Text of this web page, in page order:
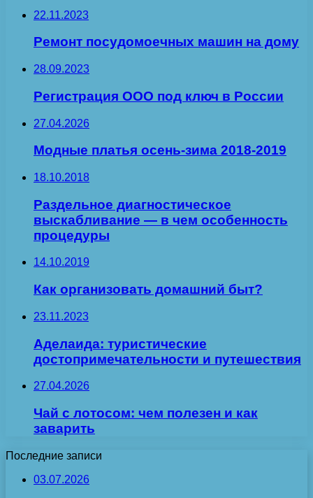
22.11.2023
Ремонт посудомоечных машин на дому
28.09.2023
Регистрация ООО под ключ в России
27.04.2026
Модные платья осень-зима 2018-2019
18.10.2018
Раздельное диагностическое
выскабливание — в чем особенность
процедуры
14.10.2019
Как организовать домашний быт?
23.11.2023
Аделаида: туристические
достопримечательности и путешествия
27.04.2026
Чай с лотосом: чем полезен и как
заварить
Последние записи
03.07.2026